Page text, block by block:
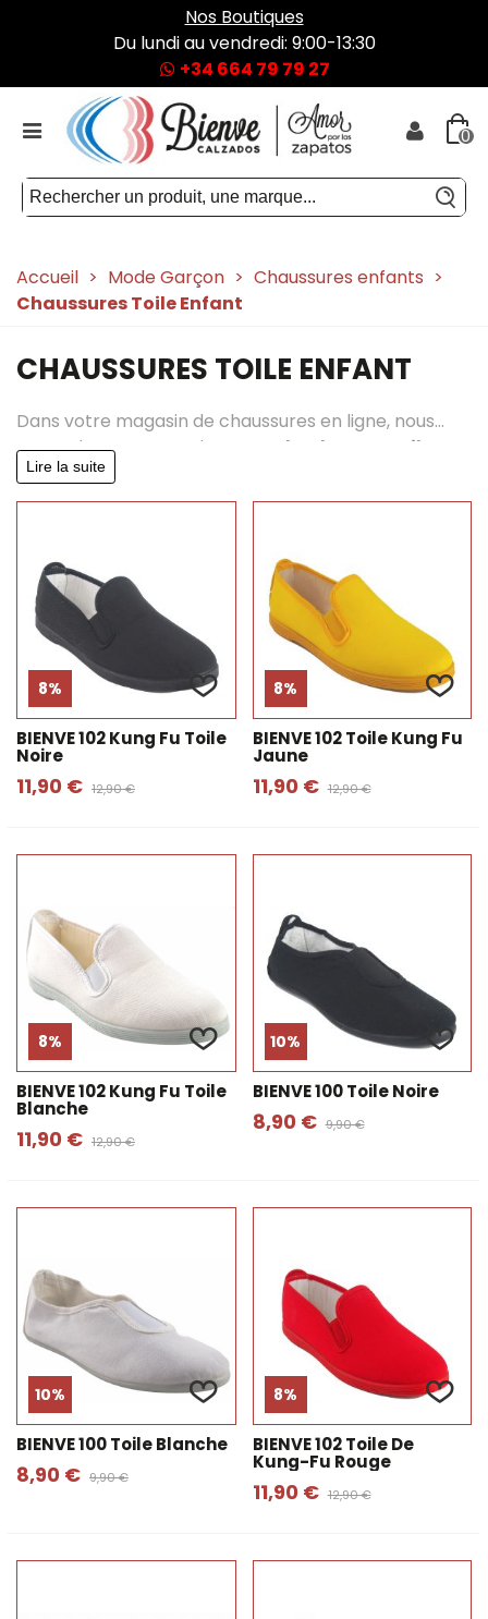
Nos Boutiques
Du lundi au vendredi: 9:00-13:30
+34 664 79 79 27
0
Accueil > Mode Garçon > Chaussures enfants >
Chaussures Toile Enfant
CHAUSSURES TOILE ENFANT
Dans votre magasin de chaussures en ligne, nous
avons de vastes catalogues en baskets en toile
garçond'excellente qualité et à des prix très bon
marché. Grande variété dans ce type de chaussures
avec fermeture velcro ou avec lacets et qui sont
idéales pour une utilisation tout au long de l'année.
Découvrez-les maintenant!
Lire la suite
8%
BIENVE 102 Kung Fu Toile
Noire
11,90 € 12,90 €
8%
BIENVE 102 Toile Kung Fu
Jaune
11,90 € 12,90 €
8%
BIENVE 102 Kung Fu Toile
Blanche
11,90 € 12,90 €
10%
BIENVE 100 Toile Noire
8,90 € 9,90 €
10%
BIENVE 100 Toile Blanche
8,90 € 9,90 €
8%
BIENVE 102 Toile De
Kung-Fu Rouge
11,90 € 12,90 €